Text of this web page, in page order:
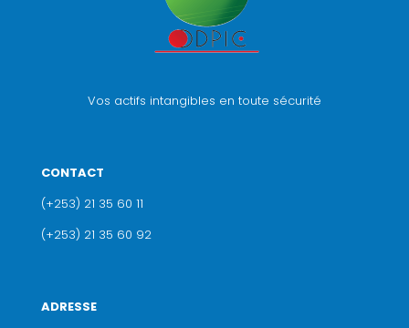
Vos actifs intangibles en toute sécurité
CONTACT
(+253) 21 35 60 11
(+253) 21 35 60 92
ADRESSE